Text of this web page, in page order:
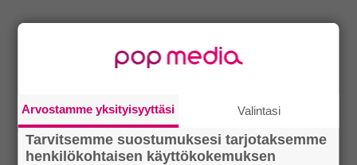
Arvostamme yksityisyyttäsi Valintasi
Tarvitsemme suostumuksesi tarjotaksemme
henkilökohtaisen käyttökokemuksen